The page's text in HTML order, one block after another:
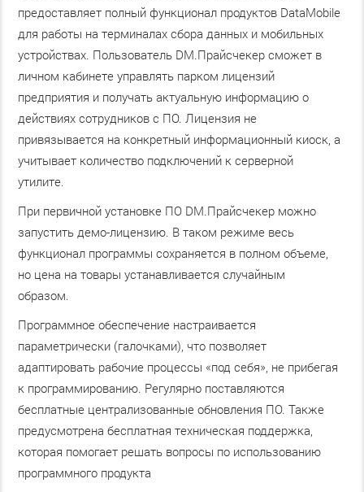
предоставляет полный функционал продуктов DataMobile
для работы на терминалах сбора данных и мобильных
устройствах. Пользователь DM.Прайсчекер сможет в
личном кабинете управлять парком лицензий
предприятия и получать актуальную информацию о
действиях сотрудников с ПО. Лицензия не
привязывается на конкретный информационный киоск, а
учитывает количество подключений к серверной
утилите.
При первичной установке ПО DM.Прайсчекер можно
запустить демо-лицензию. В таком режиме весь
функционал программы сохраняется в полном объеме,
но цена на товары устанавливается случайным
образом.
Программное обеспечение настраивается
параметрически (галочками), что позволяет
адаптировать рабочие процессы «под себя», не прибегая
к программированию. Регулярно поставляются
бесплатные централизованные обновления ПО. Также
предусмотрена бесплатная техническая поддержка,
которая помогает решать вопросы по использованию
программного продукта